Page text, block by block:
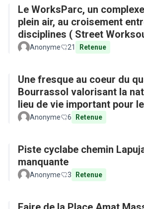
Le WorksParc, un
plein air, au croisement
disciplines ( Street
Parkour)
Anonyme 21 Retenue
Une fresque au coeur du
Bourrassol valorisant la
lieu de vie important pour
Anonyme 6 Retenue
Piste cyclabe chemin
manquante
Anonyme 3 Retenue